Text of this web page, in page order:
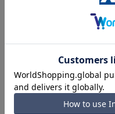
【シルエット】《細め(ス
裾上げテープ:
※こちらの商品は在庫切